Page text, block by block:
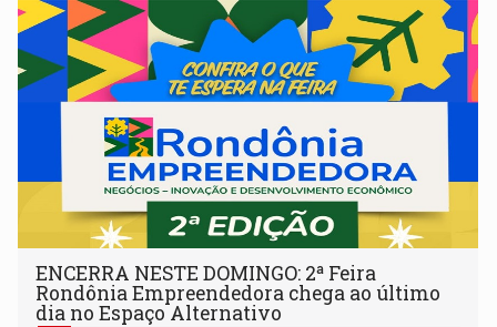
ENCERRA NESTE DOMINGO: 2ª Feira
Rondônia Empreendedora chega ao último
dia no Espaço Alternativo